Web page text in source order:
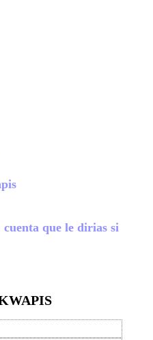
que le dirias si